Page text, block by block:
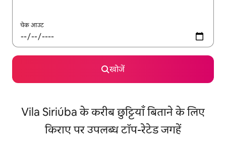
चेक आउट
खोजें
Vila Siriúba के करीब छुट्टियाँ बिताने के लिए
किराए पर उपलब्ध टॉप-रेटेड जगहें